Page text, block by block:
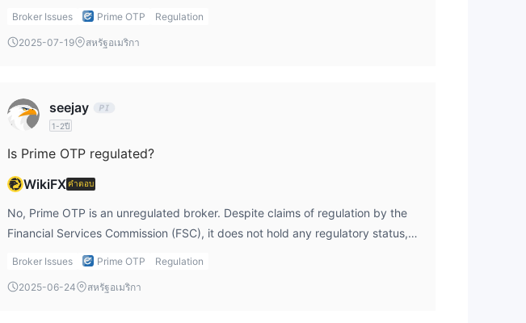
แพลตฟอร์มยังรวมถึงหุ้นและดัชนี
ทรัพย์ที่เกี่ยวข้องกับพลังงานและ
แวดล้อมแพลตฟอร์มเดียว อย่างไร
หนดเกี่ยวกับมาร์จิ้น ไม่ได้ระบุไว้
กัน: Prime OTP บัญชีตัวเลือก
ขายที่แตกต่างกัน เพื่อให้ผู้ใช้มีความ
หรับบัญชี Raw บัญชี Standard
งการสเปรดที่แน่นกว่านี้ ทั้ง
24/7 customer support.
Broker Issues Prime OTP Regulation
2025-07-19 สหรัฐอเมริกา
seejay
1-2ปี
Is Prime OTP regulated?
WikiFXคำตอบ
No, Prime OTP is an unregulated broker. Despite claims of regulation by the
Financial Services Commission (FSC), it does not hold any regulatory status,
which makes it riskier compared to regulated brokers.
Broker Issues Prime OTP Regulation
2025-06-24 สหรัฐอเมริกา